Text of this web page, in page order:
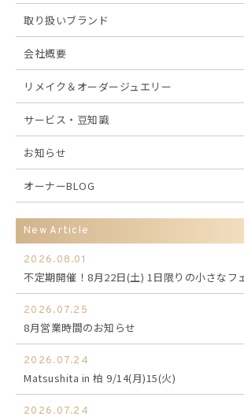
取り扱いブランド
会社概要
リメイク＆オーダージュエリー
サービス・豆知識
お知らせ
オーナーBLOG
New Article
2026.08.01
不定期開催！8月22日(土) 1日限りの小さなフ
2026.07.25
8月営業時間のお知らせ
2026.07.24
Matsushita in 柏 9/14(月)15(火)
2026.07.24